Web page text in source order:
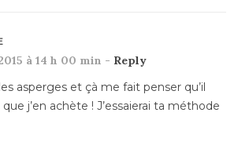
à 14 h 00 min - Reply
asperges et çà me fait penser qu’il
j’en achète ! J’essaierai ta méthode